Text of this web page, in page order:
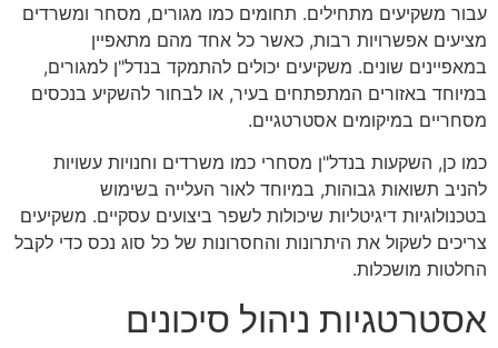
עבור משקיעים מתחילים. תחומים כמו מגורים, מסחר ומשרדים
מציעים אפשרויות רבות, כאשר כל אחד מהם מתאפיין
במאפיינים שונים. משקיעים יכולים להתמקד בנדל"ן למגורים,
במיוחד באזורים המתפתחים בעיר, או לבחור להשקיע בנכסים
מסחריים במיקומים אסטרטגיים.
כמו כן, השקעות בנדל"ן מסחרי כמו משרדים וחנויות עשויות
להניב תשואות גבוהות, במיוחד לאור העלייה בשימוש
בטכנולוגיות דיגיטליות שיכולות לשפר ביצועים עסקיים. משקיעים
צריכים לשקול את היתרונות והחסרונות של כל סוג נכס כדי לקבל
החלטות מושכלות.
אסטרטגיות ניהול סיכונים